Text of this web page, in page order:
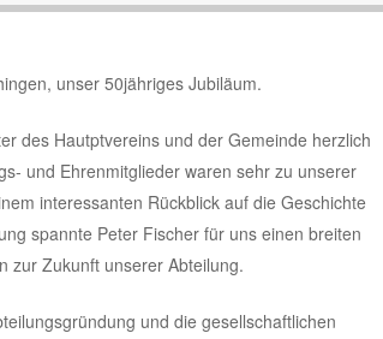
unser 50jähriges Jubiläum.
des Hautptvereins und der Gemeinde herzlich
und Ehrenmitglieder waren sehr zu unserer
interessanten Rückblick auf die Geschichte
spannte Peter Fischer für uns einen breiten
zur Zukunft unserer Abteilung.
und die gesellschaftlichen